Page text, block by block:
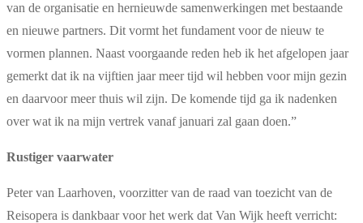
van de organisatie en hernieuwde samenwerkingen met bestaande
en nieuwe partners. Dit vormt het fundament voor de nieuw te
vormen plannen. Naast voorgaande reden heb ik het afgelopen jaar
gemerkt dat ik na vijftien jaar meer tijd wil hebben voor mijn gezin
en daarvoor meer thuis wil zijn. De komende tijd ga ik nadenken
over wat ik na mijn vertrek vanaf januari zal gaan doen.”
Rustiger vaarwater
Peter van Laarhoven, voorzitter van de raad van toezicht van de
Reisopera is dankbaar voor het werk dat Van Wijk heeft verricht: